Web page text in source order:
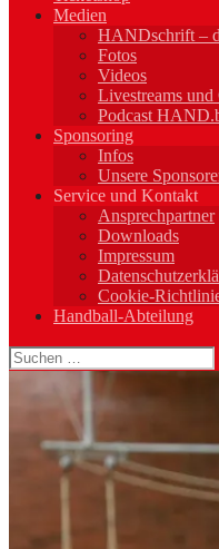
Medien
HANDschrift –
Fotos
Videos
Livestreams und
Podcast
Sponsoring
Infos
Unsere
Service und Kontakt
Ansprechpartner
Downloads
Impressum
Cookie-
Handball-Abteilung
Suchen
nach: